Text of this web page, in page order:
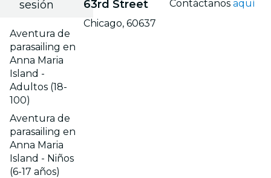
sesión
Aventura de
parasailing en
Anna Maria
Island -
Adultos (18-
100)
Aventura de
parasailing en
Anna Maria
Island - Niños
(6-17 años)
63rd Street
Chicago, 60637
Contáctanosaquí